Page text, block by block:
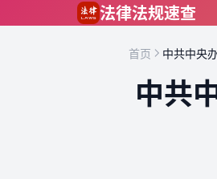
法律法规速查
首页 中共中央
中共